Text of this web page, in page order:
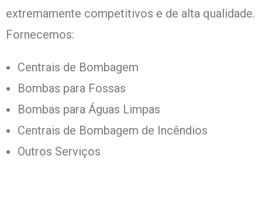
extremamente competitivos e de alta qualidade.
Fornecemos:
Centrais de Bombagem
Bombas para Fossas
Bombas para Águas Limpas
Centrais de Bombagem de Incêndios
Outros Serviços